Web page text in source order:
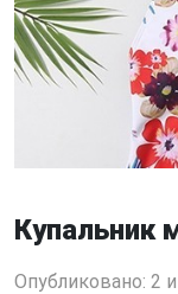
Купальник
Опубликовано: 2